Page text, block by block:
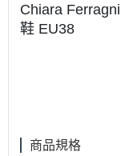
Chiara
鞋 EU38
商品規格